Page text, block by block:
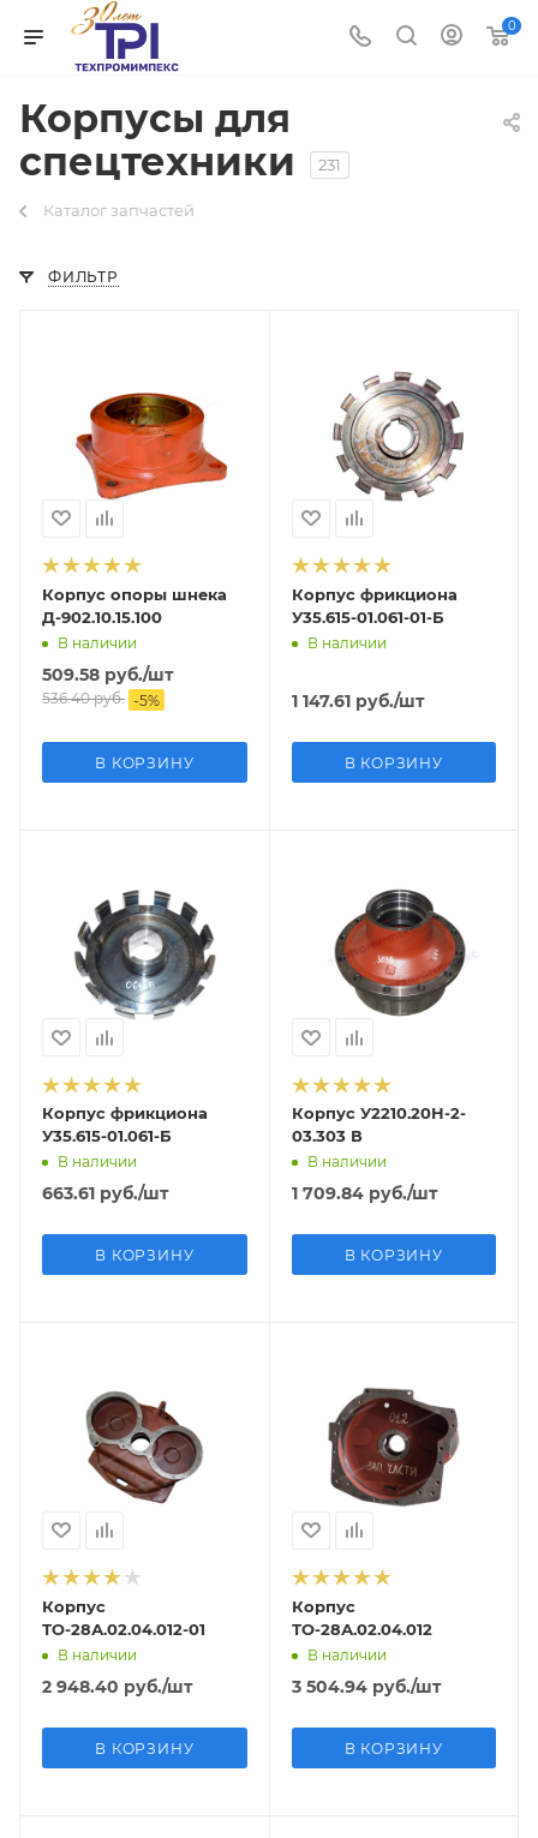
0
Корпусы для
спецтехники
231
Каталог запчастей
ФИЛЬТР
Корпус опоры шнека
Д-902.10.15.100
В наличии
509.58 руб./шт
536.40руб. -5%
В КОРЗИНУ
Корпус фрикциона
У35.615-01.061-01-Б
В наличии
1 147.61руб./шт
В КОРЗИНУ
Корпус фрикциона
У35.615-01.061-Б
В наличии
663.61 руб./шт
В КОРЗИНУ
Корпус У2210.20Н-2-
03.303 В
В наличии
1 709.84руб./шт
В КОРЗИНУ
Корпус
ТО-28А.02.04.012-01
В наличии
2 948.40 руб./шт
В КОРЗИНУ
Корпус
ТО-28А.02.04.012
В наличии
3 504.94руб./шт
В КОРЗИНУ